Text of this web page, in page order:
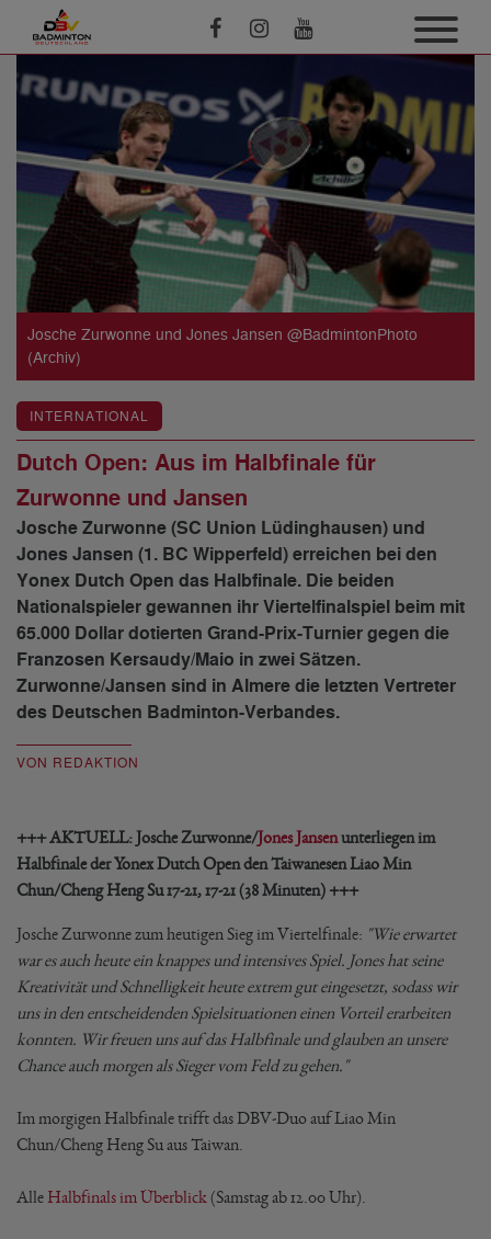
Josche Zurwonne und Jones Jansen @BadmintonPhoto
(Archiv)
INTERNATIONAL
Dutch Open: Aus im Halbfinale für
Zurwonne und Jansen
Josche Zurwonne (SC Union Lüdinghausen) und
Jones Jansen (1. BC Wipperfeld) erreichen bei den
Yonex Dutch Open das Halbfinale. Die beiden
Nationalspieler gewannen ihr Viertelfinalspiel beim mit
65.000 Dollar dotierten Grand-Prix-Turnier gegen die
Franzosen Kersaudy/Maio in zwei Sätzen.
Zurwonne/Jansen sind in Almere die letzten Vertreter
des Deutschen Badminton-Verbandes.
VON REDAKTION
+++ AKTUELL: Josche Zurwonne/Jones Jansenunterliegen im
Halbfinale der Yonex Dutch Open den Taiwanesen Liao Min
Chun/Cheng Heng Su 17-21, 17-21 (38 Minuten) +++
Josche Zurwonne zum heutigen Sieg im Viertelfinale: "Wie erwartet
war es auch heute ein knappes und intensives Spiel. Jones hat seine
Kreativität und Schnelligkeit heute extrem gut eingesetzt, sodass wir
uns in den entscheidenden Spielsituationen einen Vorteil erarbeiten
konnten. Wir freuen uns auf das Halbfinale und glauben an unsere
Chance auch morgen als Sieger vom Feld zu gehen."
Im morgigen Halbfinale trifft das DBV-Duo auf Liao Min
Chun/Cheng Heng Su aus Taiwan.
Alle Halbfinals im Überblick (Samstag ab 12.00 Uhr).